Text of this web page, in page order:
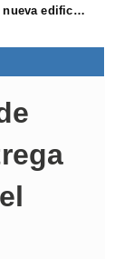
El hallazgo de una nueva edificación amplía el valor patrimonial y científico de la villa romana de Andayón, en Las Regueras